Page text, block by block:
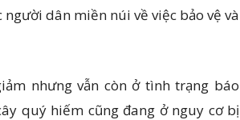
dân miền núi về việc bảo vệ và
nhưng vẫn còn ở tình trạng báo
quý hiếm cũng đang ở nguy cơ bị